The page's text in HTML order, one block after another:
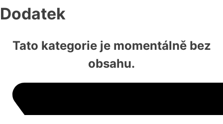
Dodatek
Tato kategorie je momentálně bez
obsahu.